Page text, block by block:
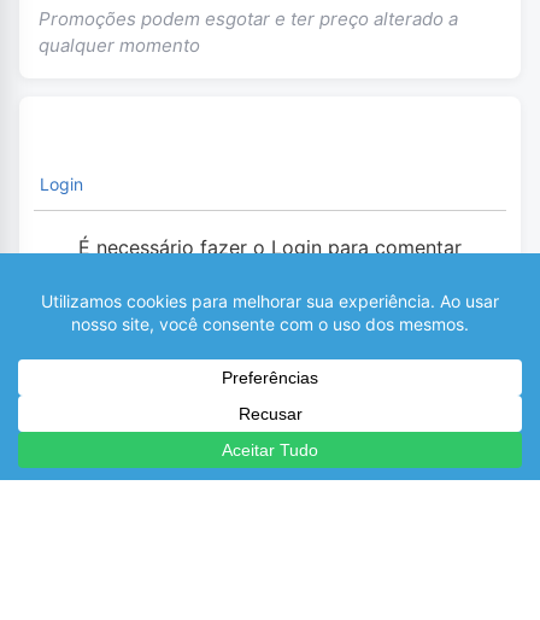
Promoções podem esgotar e ter preço alterado a
qualquer momento
Login
É necessário fazer o Login para comentar
0 COMENTÁRIOS